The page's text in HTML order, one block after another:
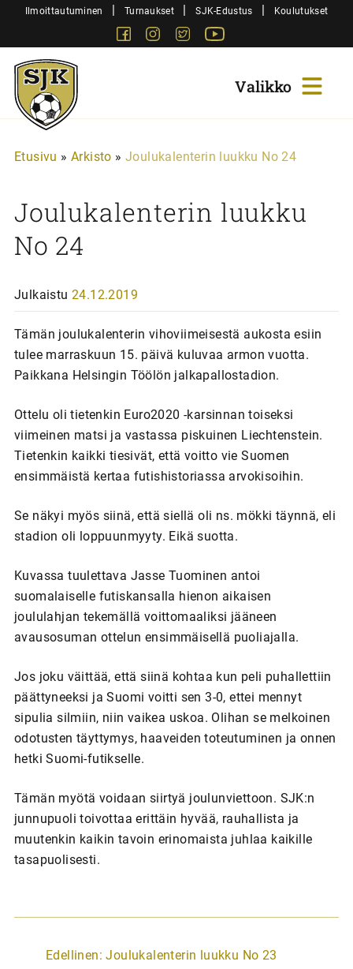
SiirryIlmoittautuminen | Turnaukset | SJK-Edustus | Koulutukset
FacebookInstagram
Twitter
Sjk-
Juniorit
Etusivu » Arkisto » Joulukalenterin luukku No 24
Joulukalenterin luukku
No 24
Julkaistu 24.12.2019
Tämän joulukalenterin vihoviimeisestä aukosta esiin
tulee marraskuun 15. päivä kuluvaa armon vuotta.
Paikkana Helsingin Töölön jalkapallostadion.
Ottelu oli tietenkin Euro2020 -karsinnan toiseksi
viimeinen matsi ja vastassa piskuinen Liechtenstein.
Tietenkin kaikki tiesivät, että voitto vie Suomen
ensimmäistä kertaa futishistoriassa arvokisoihin.
Se näkyi myös siinä, että siellä oli ns. mökki täynnä, eli
stadion oli loppuunmyyty. Eikä suotta.
Kuvassa tuulettava Jasse Tuominen antoi
suomalaiselle futiskansalla hienon aikaisen
joululahjan tekemällä voittomaaliksi jääneen
avausosuman ottelun ensimmäisellä puoliajalla.
Jos joku väittää, että siinä kohtaa kun peli puhallettiin
päättyneeksi ja Suomi voitti sen 3-0, ettei mennyt
sipulia silmiin, niin vaikea uskoa. Olihan se melkoinen
odotusten täyttymys, haaveiden toteutuminen ja onnen
hetki Suomi-futikselle.
Tämän myötä voidaan siirtyä joulunviettoon. SJK:n
junnupuoli toivottaa erittäin hyvää, rauhallista ja
muutenkin kaikin tavoin erinomaista juhlaa kaikille
tasapuolisesti.
A
Edellinen: Joulukalenterin luukku No 23